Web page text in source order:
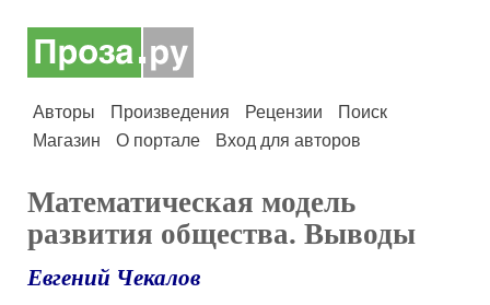
Авторы Произведения Рецензии
Поиск
Магазин
О портале Вход для авторов
Математическая модель
развития общества. Выводы
Евгений Чекалов